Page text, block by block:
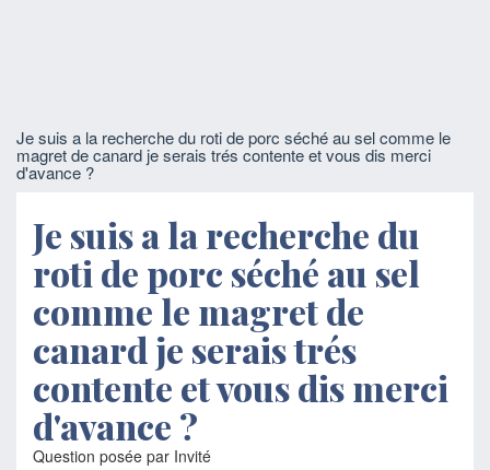
Je suis a la recherche du roti de porc séché au sel comme le
magret de canard je serais trés contente et vous dis merci
d'avance ?
Je suis a la recherche du
roti de porc séché au sel
comme le magret de
canard je serais trés
contente et vous dis merci
d'avance ?
Question posée par Invité